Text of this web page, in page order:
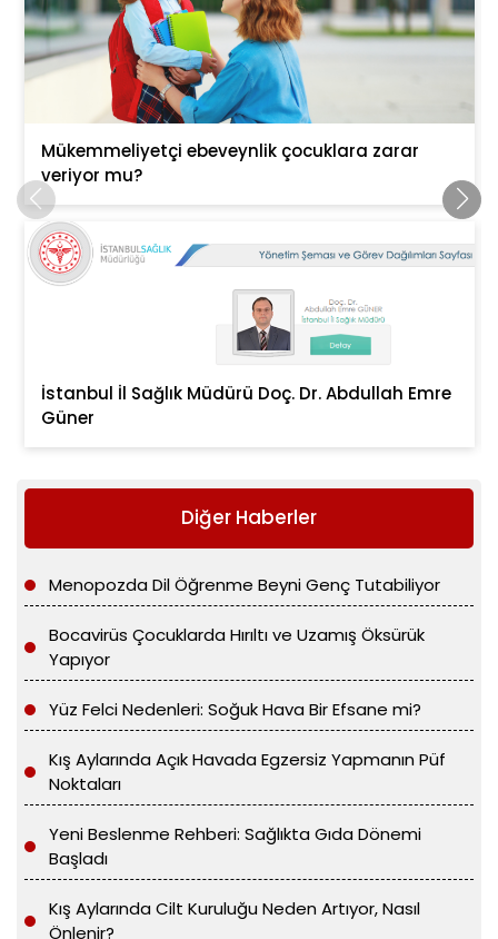
Mükemmeliyetçi ebeveynlik çocuklara zarar
veriyor mu?
İstanbul İl Sağlık Müdürü Doç. Dr. Abdullah Emre
Güner
Diğer Haberler
Menopozda Dil Öğrenme Beyni Genç Tutabiliyor
Bocavirüs Çocuklarda Hırıltı ve Uzamış Öksürük
Yapıyor
Yüz Felci Nedenleri: Soğuk Hava Bir Efsane mi?
Kış Aylarında Açık Havada Egzersiz Yapmanın Püf
Noktaları
Yeni Beslenme Rehberi: Sağlıkta Gıda Dönemi
Başladı
Kış Aylarında Cilt Kuruluğu Neden Artıyor, Nasıl
Önlenir?